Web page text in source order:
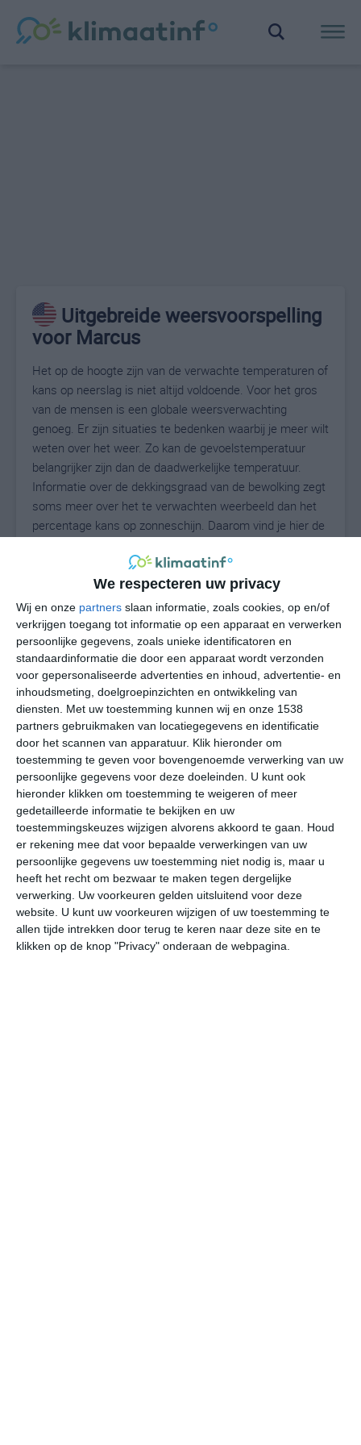
We respecteren uw privacy
Wij en onze partners slaan informatie, zoals cookies, op en/of
verkrijgen toegang tot informatie op een apparaat en verwerken
persoonlijke gegevens, zoals unieke identificatoren en
standaardinformatie die door een apparaat wordt verzonden
voor gepersonaliseerde advertenties en inhoud, advertentie- en
inhoudsmeting, doelgroepinzichten en ontwikkeling van
diensten.
Met uw toestemming kunnen wij en onze 1538
partners gebruikmaken van locatiegegevens en identificatie
door het scannen van apparatuur. Klik hieronder om
toestemming te geven voor bovengenoemde verwerking van uw
persoonlijke gegevens voor deze doeleinden. U kunt ook
hieronder klikken om toestemming te weigeren of meer
gedetailleerde informatie te bekijken en uw
toestemmingskeuzes wijzigen alvorens akkoord te gaan.
Houd
er rekening mee dat voor bepaalde verwerkingen van uw
persoonlijke gegevens uw toestemming niet nodig is, maar u
heeft het recht om bezwaar te maken tegen dergelijke
verwerking. Uw voorkeuren gelden uitsluitend voor deze
website. U kunt uw voorkeuren wijzigen of uw toestemming te
allen tijde intrekken door terug te keren naar deze site en te
klikken op de knop "Privacy" onderaan de webpagina.
Uitgebreide weersvoorspelling
voor Marcus
Het op de hoogte zijn van de verwachte temperaturen of
kans op neerslag is niet altijd voldoende. Voor het gros
van de mensen is een globale weersverwachting
genoeg. Er zijn situaties te bedenken waarbij je meer wilt
weten over het weer. Zo kan de gevoelstemperatuur
belangrijker zijn dan de daadwerkelijke temperatuur.
Informatie over de dekkingsgraad van de bewolking zegt
soms meer over het te verwachten weerbeeld dan het
percentage kans op zonneschijn. Daarom vind je hier de
24°C
ma
30° 19°
di
30° 19°
wo
29° 19°
do
23° 17° 23°
20°C 21°C 25°C 28°C 29°C
05:00 08:00 11:00 14:00 17:00
05:00 08:00 11:00 14:00 17:00